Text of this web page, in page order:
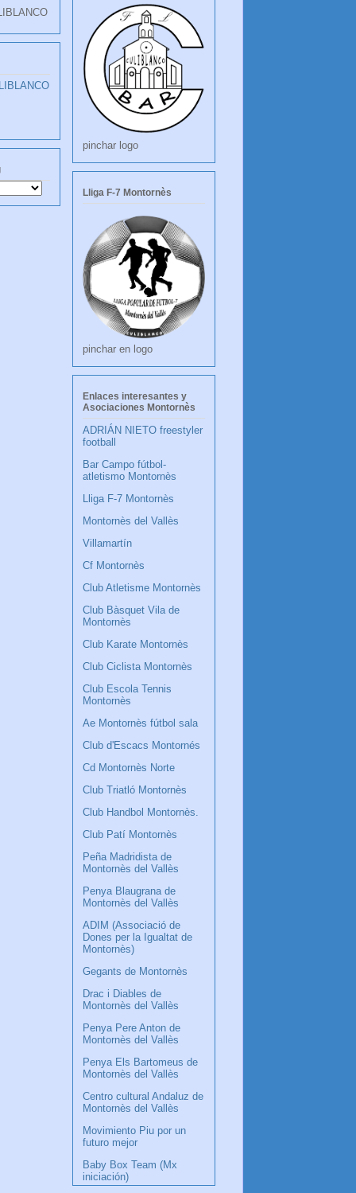
pinchar logo
Lliga F-7 Montornès
pinchar en logo
Enlaces interesantes y
Asociaciones Montornès
ADRIÁN NIETO freestyler
football
Bar Campo fútbol-
atletismo Montornès
Lliga F-7 Montornès
Montornès del Vallès
Villamartín
Cf Montornès
Club Atletisme Montornès
Club Bàsquet Vila de
Montornès
Club Karate Montornès
Club Ciclista Montornès
Club Escola Tennis
Montornès
Ae Montornès fútbol sala
Club d'Escacs Montornés
Cd Montornès Norte
Club Triatló Montornès
Club Handbol Montornès.
Club Patí Montornès
Peña Madridista de
Montornès del Vallès
Penya Blaugrana de
Montornès del Vallès
ADIM (Associació de
Dones per la Igualtat de
Montornès)
Gegants de Montornès
Drac i Diables de
Montornès del Vallès
Penya Pere Anton de
Montornès del Vallès
Penya Els Bartomeus de
Montornès del Vallès
Centro cultural Andaluz de
Montornès del Vallès
Movimiento Piu por un
futuro mejor
Baby Box Team (Mx
iniciación)